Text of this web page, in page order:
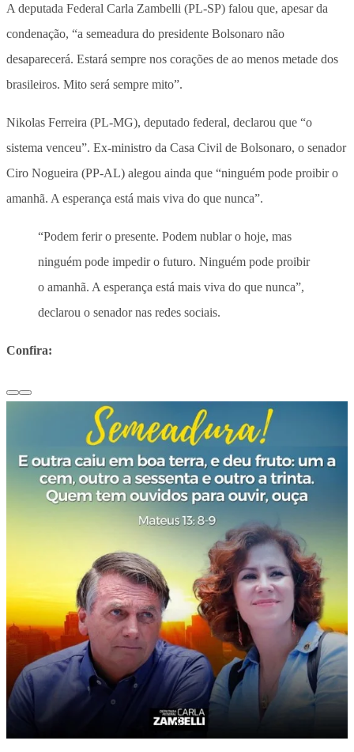
A deputada Federal Carla Zambelli (PL-SP) falou que, apesar da
condenação, “a semeadura do presidente Bolsonaro não
desaparecerá. Estará sempre nos corações de ao menos metade dos
brasileiros. Mito será sempre mito”.
Nikolas Ferreira (PL-MG), deputado federal, declarou que “o
sistema venceu”. Ex-ministro da Casa Civil de Bolsonaro, o senador
Ciro Nogueira (PP-AL) alegou ainda que “ninguém pode proibir o
amanhã. A esperança está mais viva do que nunca”.
“Podem ferir o presente. Podem nublar o hoje, mas
ninguém pode impedir o futuro. Ninguém pode proibir
o amanhã. A esperança está mais viva do que nunca”,
declarou o senador nas redes sociais.
Confira: